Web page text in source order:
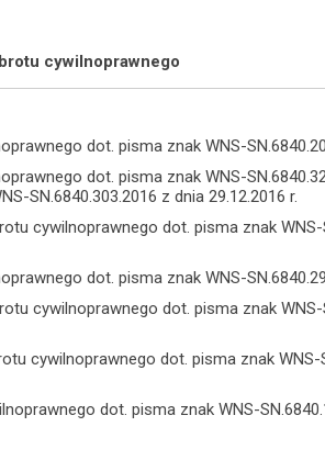
cywilnoprawnego
dot. pisma znak WNS-
dot. pisma znak WNS-
SN.6840.303.2016 z dnia 29.12.2016 r.
cywilnoprawnego dot. pisma znak WNS-
dot. pisma znak WNS-
cywilnoprawnego dot. pisma znak WNS-
cywilnoprawnego dot. pisma znak WNS-
dot. pisma znak WNS-